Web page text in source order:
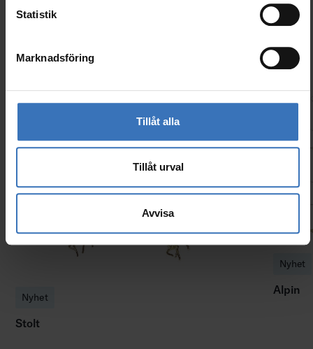
Statistik
Marknadsföring
Tillåt alla
Tillåt urval
Avvisa
Liknande produkter
Nyhet
Stolt
Nyhet
Alpin